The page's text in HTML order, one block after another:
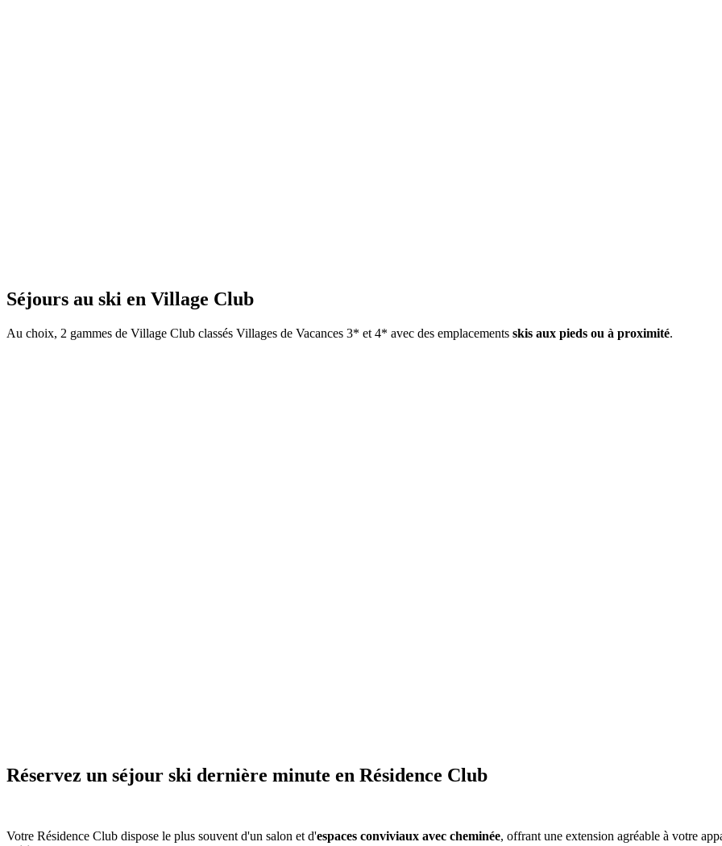
Séjours au ski en Village Club
Au choix, 2 gammes de Village Club classés Villages de Vacances 3* et 4* avec des emplacements skis aux pieds ou à proximité.
Réservez un séjour ski dernière minute en Résidence Club
Votre Résidence Club dispose le plus souvent d'un salon et d'espaces conviviaux avec cheminée, offrant une extension agréable à votre